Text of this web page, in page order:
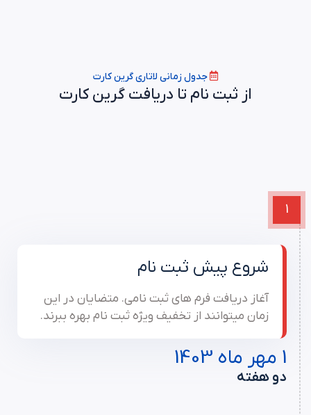
جدول زمانی لاتاری گرین کارت
از ثبت نام تا دریافت گرین کارت
1
شروع پیش ثبت نام
آغاز دریافت فرم های ثبت نامی. متضایان در این
زمان میتوانند از تخفیف ویژه ثبت نام بهره ببرند.
1 مهر ماه 1403
دو هفته